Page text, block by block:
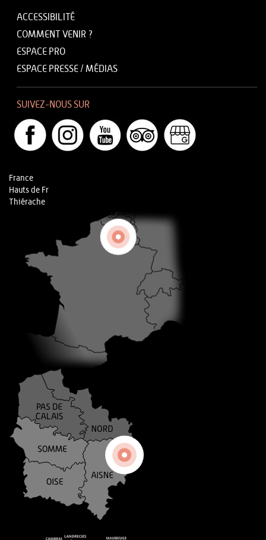
ACCESSIBILITÉ
COMMENT VENIR ?
ESPACE PRO
ESPACE PRESSE / MÉDIAS
SUIVEZ-NOUS SUR
France
Hauts de Fr
Thiérache